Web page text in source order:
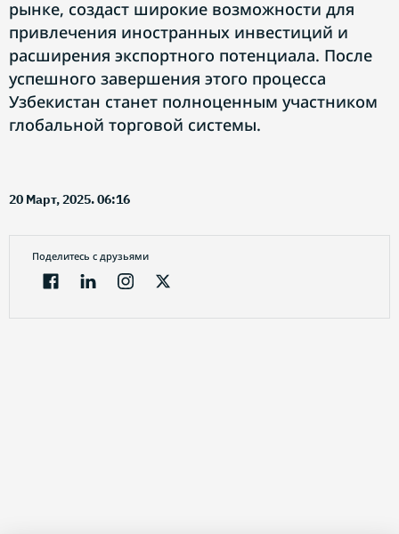
рынке, создаст широкие возможности для
привлечения иностранных инвестиций и
расширения экспортного потенциала. После
успешного завершения этого процесса
Узбекистан станет полноценным участником
глобальной торговой системы.
20 Март, 2025. 06:16
Поделитесь с друзьями